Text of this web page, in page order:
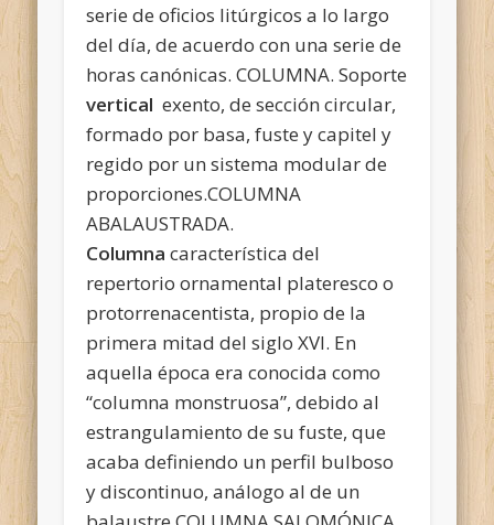
serie de oficios litúrgicos a lo largo
del día, de acuerdo con una serie de
horas canónicas. COLUMNA. Soporte
vertical exento, de sección circular,
formado por basa, fuste y capitel y
regido por un sistema modular de
proporciones.COLUMNA
ABALAUSTRADA.
Columna característica del
repertorio ornamental plateresco o
protorrenacentista, propio de la
primera mitad del siglo XVI. En
aquella época era conocida como
“columna monstruosa”, debido al
estrangulamiento de su fuste, que
acaba definiendo un perfil bulboso
y discontinuo, análogo al de un